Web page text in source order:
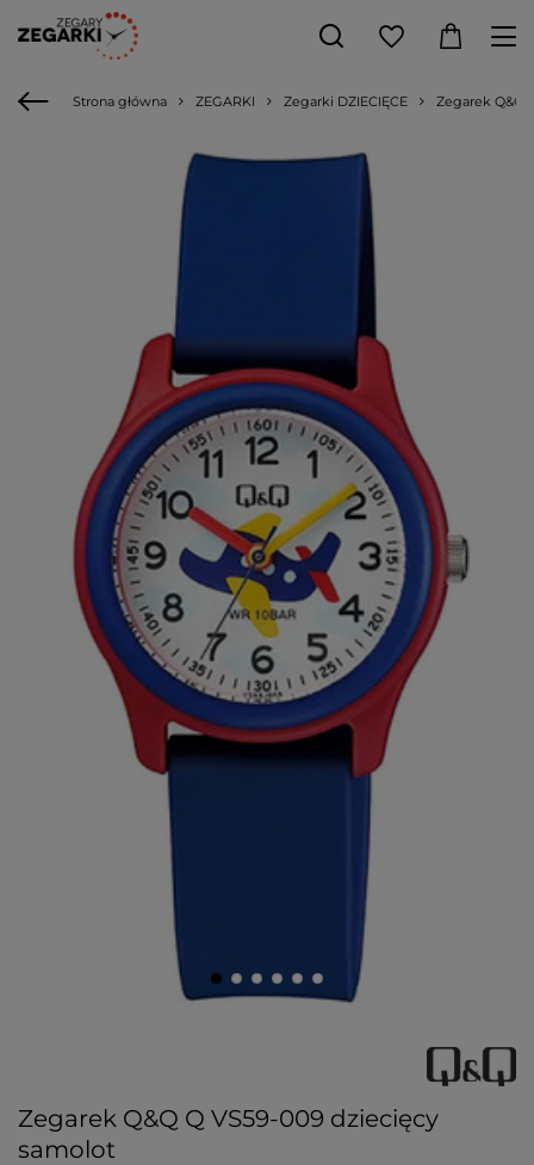
Strona główna ZEGARKI Zegarki DZIECIĘCE Zegarek Q&Q
Zegarek Q&Q Q VS59-009 dziecięcy
samolot